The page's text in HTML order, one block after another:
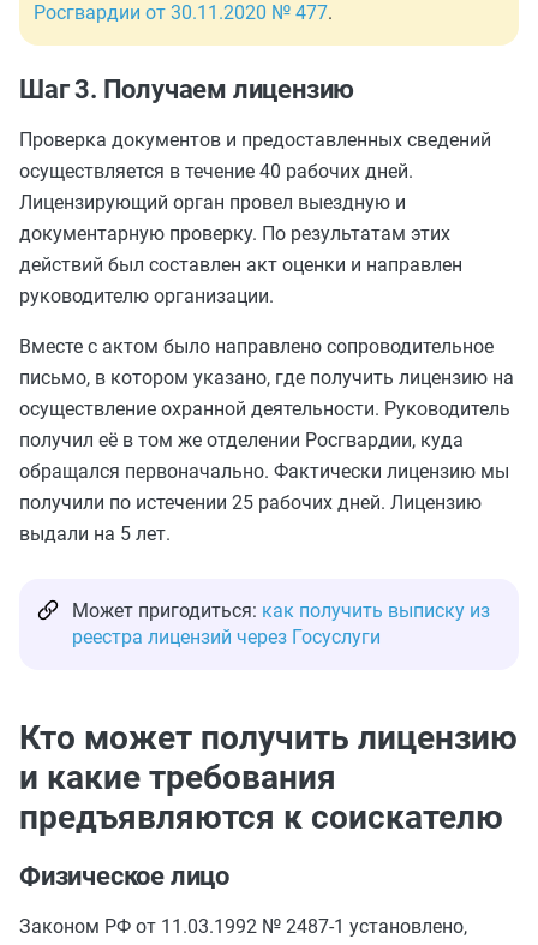
Росгвардии от 30.11.2020 № 477.
Шаг 3. Получаем лицензию
Проверка документов и предоставленных сведений
осуществляется в течение 40 рабочих дней.
Лицензирующий орган провел выездную и
документарную проверку. По результатам этих
действий был составлен акт оценки и направлен
руководителю организации.
Вместе с актом было направлено сопроводительное
письмо, в котором указано, где получить лицензию на
осуществление охранной деятельности. Руководитель
получил её в том же отделении Росгвардии, куда
обращался первоначально. Фактически лицензию мы
получили по истечении 25 рабочих дней. Лицензию
выдали на 5 лет.
Может пригодиться: как получить выписку из
реестра лицензий через Госуслуги
Кто может получить лицензию
и какие требования
предъявляются к соискателю
Физическое лицо
Законом РФ от 11.03.1992 № 2487-1 установлено,